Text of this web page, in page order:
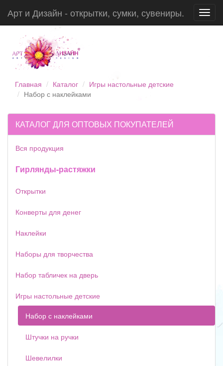
Арт и Дизайн - открытки, сумки, сувениры.
Главная Каталог
Игры настольные детские
Набор с наклейками
КАТАЛОГ ДЛЯ ОПТОВЫХ ПОКУПАТЕЛЕЙ
Вся продукция
Гирлянды-растяжки
Открытки
Конверты для денег
Наклейки
Наборы для творчества
Набор табличек на дверь
Игры настольные детские
Набор с наклейками
Штучки на ручки
Шевелилки